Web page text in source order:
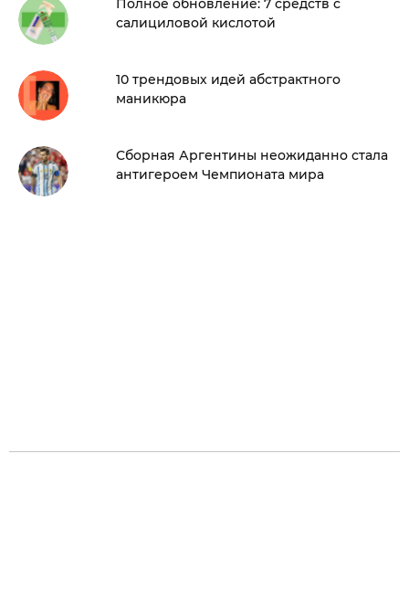
Полное обновление: 7 средств с
салициловой кислотой
10 трендовых идей абстрактного
маникюра
Сборная Аргентины неожиданно стала
антигероем Чемпионата мира